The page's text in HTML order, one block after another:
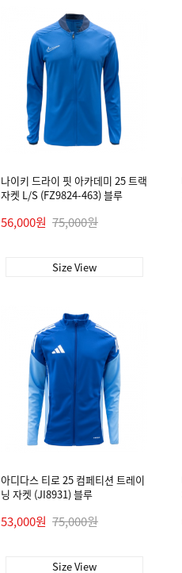
나이키 드라이 핏 아카데미 25 트랙
자켓 L/S (FZ9824-463) 블루
56,000원 75,000원
Size View
아디다스 티로 25 컴페티션 트레이
닝 자켓 (JI8931) 블루
53,000원 75,000원
Size View